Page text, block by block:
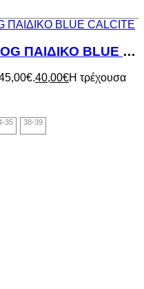
CROCS CLASSIC CLOG ΠΑΙΔΙΚΟ BLUE CALCITE
40,00€Η τρέχουσα
35 38-39